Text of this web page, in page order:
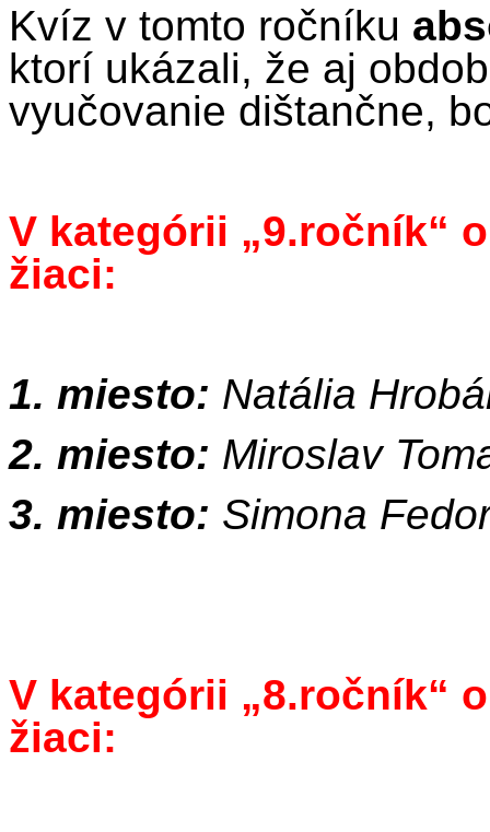
Kvíz v tomto ročníku
ktorí ukázali, že aj
vyučovanie dištančne,
V kategórii „9.ročník“
žiaci:
1. miesto: Natália
2. miesto: Miroslav
3. miesto: Simona
V kategórii „8.ročník“
žiaci: